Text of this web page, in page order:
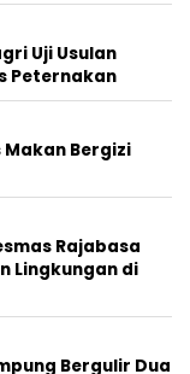
Uji Usulan
Peternakan
Bergizi
Rajabasa
Lingkungan di
Bergulir Dua